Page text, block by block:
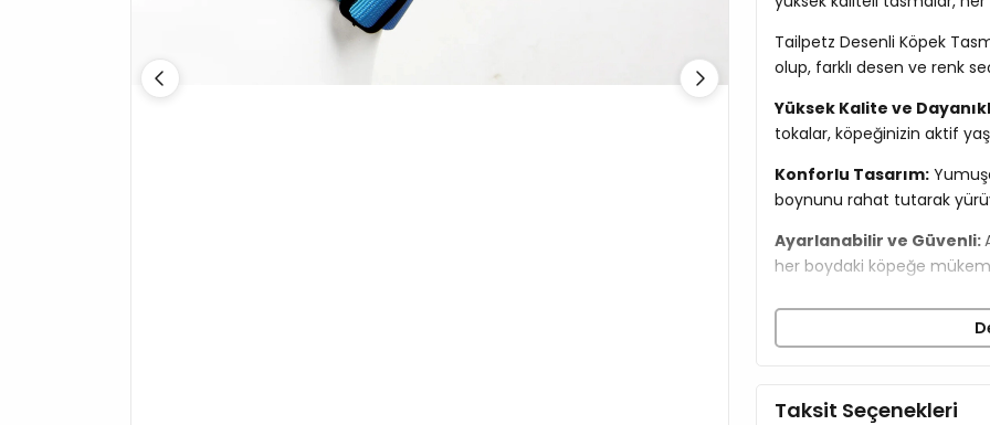
Tailpetz Desenli Köpek
olup, farklı desen ve renk
Yüksek Kalite ve
tokalar, köpeğinizin aktif
Konforlu Tasarım:
boynunu rahat tutarak
Ayarlanabilir ve Güvenli:
her boydaki köpeğe
Taksit Seçenekleri